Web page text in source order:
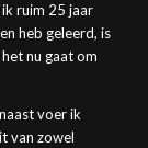
ruim 25 jaar
heb geleerd, is
nu gaat om
voer ik
van zowel